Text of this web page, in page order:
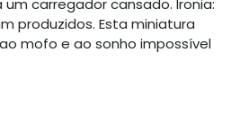
produzidos. Esta miniatura
mofo e ao sonho impossível